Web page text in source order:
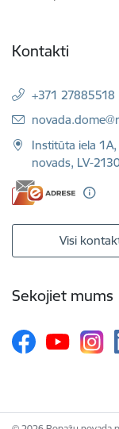
Kontakti
+371 27885518
E-pasts:
Institūta iela
novads, LV-
Visi
Sekojiet mums